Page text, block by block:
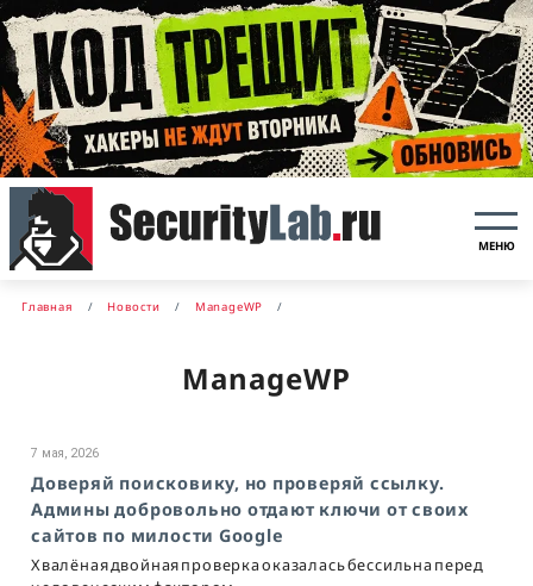
МЕНЮ
Главная Новости ManageWP
ManageWP
7 мая, 2026
Доверяй поисковику, но проверяй ссылку.
Админы добровольно отдают ключи от своих
сайтов по милости Google
Хвалёная двойная проверка оказалась бессильна перед